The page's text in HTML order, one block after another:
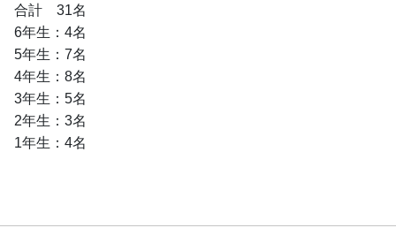
合計　31名
6年生：4名
5年生：7名
4年生：8名
3年生：5名
2年生：3名
1年生：4名